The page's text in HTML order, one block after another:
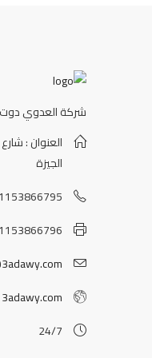
شركة العدوي دوت
العنوان :
الجيزة
3adawy.com
24/7